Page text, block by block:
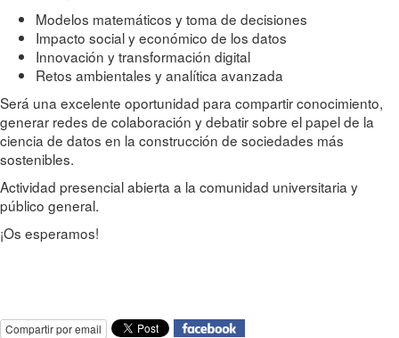
Modelos matemáticos y toma de decisiones
Impacto social y económico de los datos
Innovación y transformación digital
Retos ambientales y analítica avanzada
Será una excelente oportunidad para compartir conocimiento,
generar redes de colaboración y debatir sobre el papel de la
ciencia de datos en la construcción de sociedades más
sostenibles.
Actividad presencial abierta a la comunidad universitaria y
público general.
¡Os esperamos!
Compartir por email